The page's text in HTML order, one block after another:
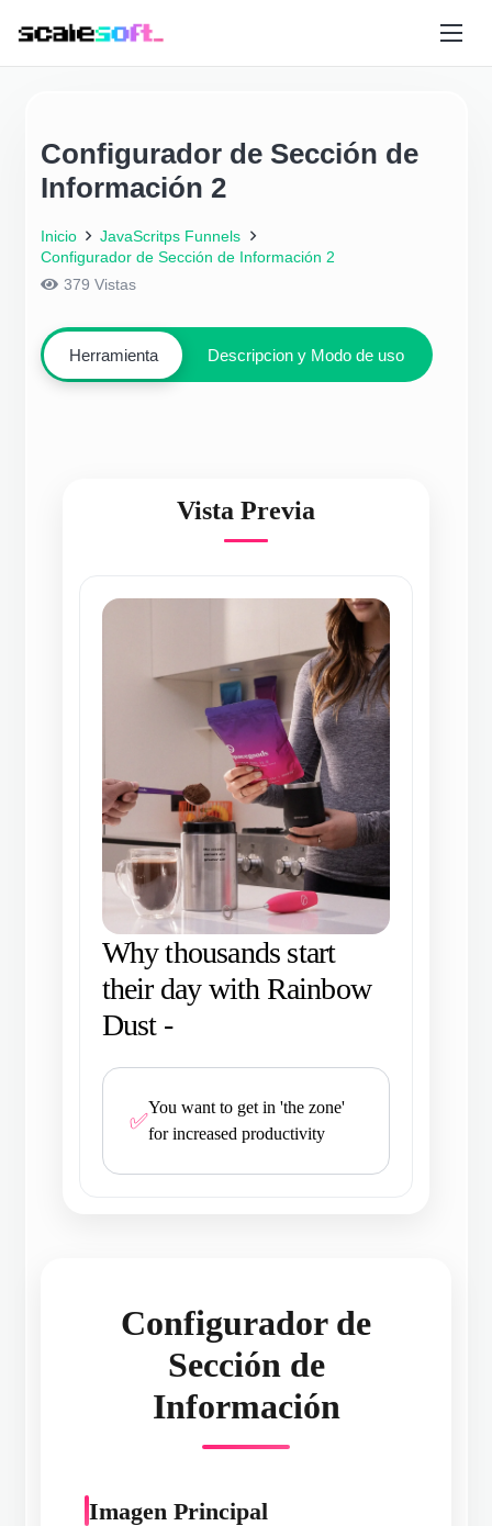
Configurador de Sección de
Información 2
Inicio
JavaScritps Funnels
Configurador de Sección de Información 2
379 Vistas
Herramienta Descripcion y Modo de uso
Vista Previa
Why thousands start
their day with Rainbow
Dust -
✅
You want to get in 'the zone'
for increased productivity
Configurador de
Sección de
Información
Imagen Principal